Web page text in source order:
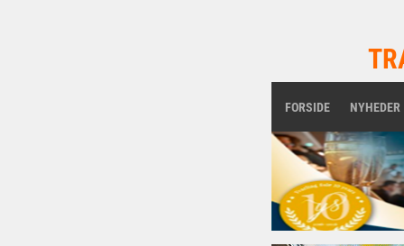
FORSIDE NYHEDER